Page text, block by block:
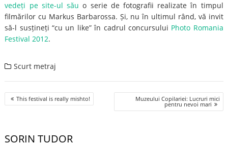
vedeți pe site-ul său o serie de fotografii realizate în timpul
filmărilor cu Markus Barbarossa. Și, nu în ultimul rând, vă invit
să-l susțineți “cu un like” în cadrul concursului Photo Romania
Festival 2012.
Scurt metraj
Post
navigation
This festival is really mishto! Muzeului Copilariei: Lucruri mici
pentru nevoi mari
SORIN TUDOR